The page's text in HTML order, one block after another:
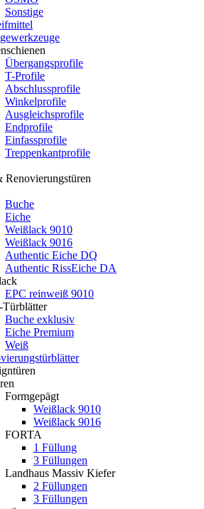
Sonstige
Übergangsprofile
T-Profile
Abschlussprofile
Winkelprofile
Ausgleichsprofile
Endprofile
Einfassprofile
Treppenkantprofile
Renovierungstüren
Buche
Eiche
Weißlack 9010
Weißlack 9016
Authentic Eiche DQ
Authentic RissEiche DA
EPC reinweiß 9010
Buche exklusiv
Eiche Premium
Weiß
Formgepägt
Weißlack 9010
Weißlack 9016
FORTA
1 Füllung
3 Füllungen
Landhaus Massiv Kiefer
2 Füllungen
3 Füllungen